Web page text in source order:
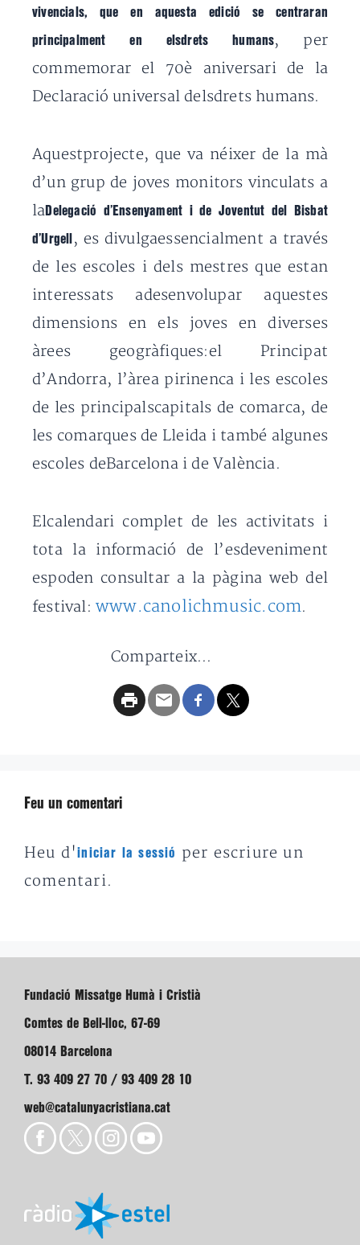
vivencials, que en aquesta edició se centraran
principalment en elsdrets humans, per
commemorar el 70è aniversari de la
Declaració universal delsdrets humans.
Aquestprojecte, que va néixer de la mà
d’un grup de joves monitors vinculats a
laDelegació d’Ensenyament i de Joventut del Bisbat
d’Urgell
, es divulgaessencialment a través
de les escoles i dels mestres que estan
interessats adesenvolupar aquestes
dimensions en els joves en diverses
àrees geogràfiques:el Principat
d’Andorra, l’àrea pirinenca i les escoles
de les principalscapitals de comarca, de
les comarques de Lleida i també algunes
escoles deBarcelona i de València.
Elcalendari complet de les activitats i
tota la informació de l’esdeveniment
espoden consultar a la pàgina web del
festival: www.canolichmusic.com.
Comparteix...
Feu un comentari
Heu d'iniciar la sessió
per escriure un
comentari.
Fundació Missatge Humà i Cristià
Comtes de Bell-lloc, 67-69
08014 Barcelona
T. 93 409 27 70 / 93 409 28 10
web@catalunyacristiana.cat